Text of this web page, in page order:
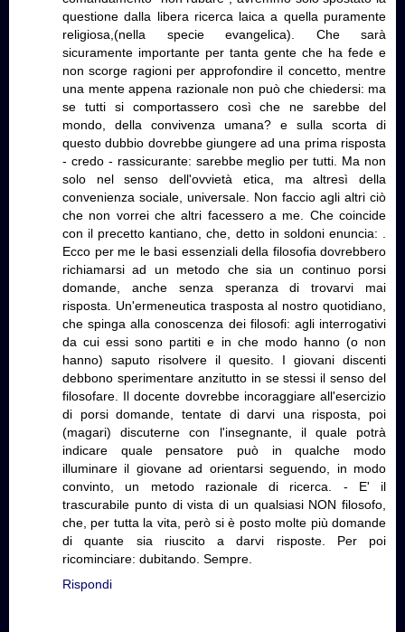
questione dalla libera ricerca laica a quella puramente
religiosa,(nella specie evangelica). Che sarà
sicuramente importante per tanta gente che ha fede e
non scorge ragioni per approfondire il concetto, mentre
una mente appena razionale non può che chiedersi: ma
se tutti si comportassero così che ne sarebbe del
mondo, della convivenza umana? e sulla scorta di
questo dubbio dovrebbe giungere ad una prima risposta
- credo - rassicurante: sarebbe meglio per tutti. Ma non
solo nel senso dell'ovvietà etica, ma altresì della
convenienza sociale, universale. Non faccio agli altri ciò
che non vorrei che altri facessero a me. Che coincide
con il precetto kantiano, che, detto in soldoni enuncia: .
Ecco per me le basi essenziali della filosofia dovrebbero
richiamarsi ad un metodo che sia un continuo porsi
domande, anche senza speranza di trovarvi mai
risposta. Un'ermeneutica trasposta al nostro quotidiano,
che spinga alla conoscenza dei filosofi: agli interrogativi
da cui essi sono partiti e in che modo hanno (o non
hanno) saputo risolvere il quesito. I giovani discenti
debbono sperimentare anzitutto in se stessi il senso del
filosofare. Il docente dovrebbe incoraggiare all'esercizio
di porsi domande, tentate di darvi una risposta, poi
(magari) discuterne con l'insegnante, il quale potrà
indicare quale pensatore può in qualche modo
illuminare il giovane ad orientarsi seguendo, in modo
convinto, un metodo razionale di ricerca. - E' il
trascurabile punto di vista di un qualsiasi NON filosofo,
che, per tutta la vita, però si è posto molte più domande
di quante sia riuscito a darvi risposte. Per poi
ricominciare: dubitando. Sempre.
Rispondi